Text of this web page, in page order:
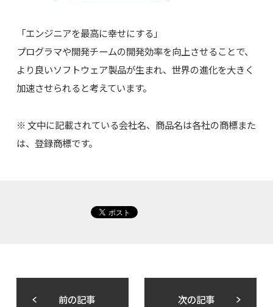
「エンジニアを最高に幸せにする」
プログラマや開発チームの開発効率を向上させることで、
より良いソフトウェア製品が生まれ、世界の進化を大きく
加速させられると考えています。
※ 文中に記載されている会社名、商品名は各社の商標また
は、登録商標です。
前の記事 次の記事